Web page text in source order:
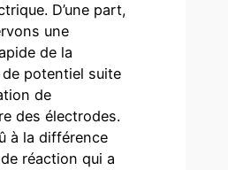
D’une part,
une
de la
potentiel suite
de
des électrodes.
à la différence
réaction qui a